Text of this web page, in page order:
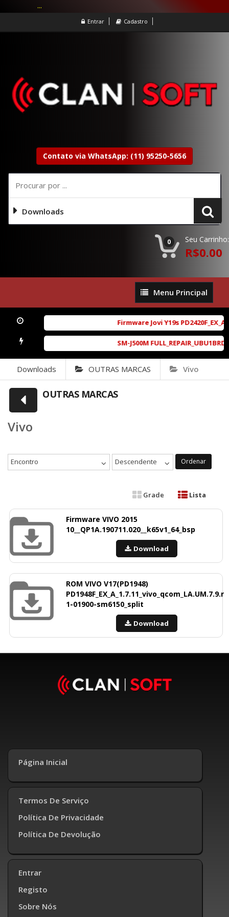
Entrar Cadastro
Contato via WhatsApp: (11) 95250-5656
Downloads
0 Seu Carrinho:
R$0.00
Menu
Principal
Menu Principal
Firmware Jovi Y19s
SM-J500M
Downloads OUTRAS MARCAS Vivo
OUTRAS MARCAS
Vivo
Encontro Descendente Ordenar
Grade Lista
Firmware VIVO 2015
10__QP1A.190711.020__k65v1_64_bsp
Download
ROM VIVO V17(PD1948)
PD1948F_EX_A_1.7.11_vivo_qcom_LA.UM.7.9.r
1-01900-sm6150_split
Download
Página Inicial
Termos De Serviço
Política De Privacidade
Política De Devolução
Entrar
Registo
Sobre Nós